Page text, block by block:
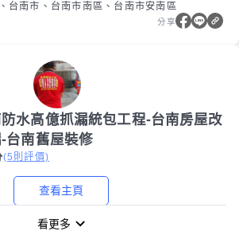
台南市、台南市南區、台南市安南區
分享
水高億抓漏統包工程-台南房屋改
台南舊屋裝修
(5 則評價)
查看主頁
看更多